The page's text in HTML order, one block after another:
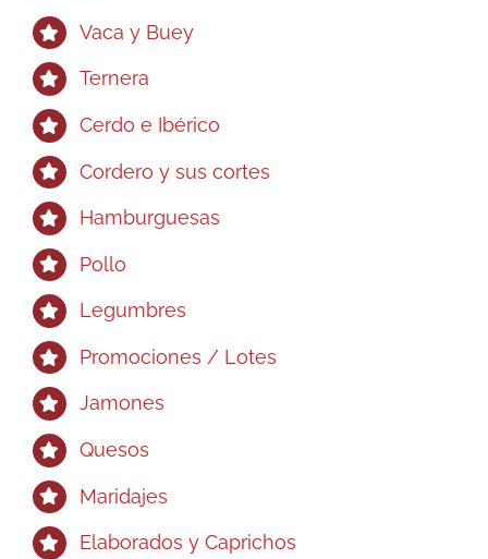
Vaca y Buey
Ternera
Cerdo e Ibérico
Cordero y sus cortes
Hamburguesas
Pollo
Legumbres
Promociones / Lotes
Jamones
Quesos
Maridajes
Elaborados y Caprichos